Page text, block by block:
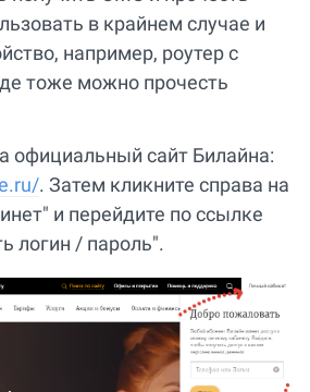
в крайнем случае и
например, роутер с
тоже можно прочесть
официальный сайт Билайна:
. Затем кликните справа на
и перейдите по ссылке
логин / пароль".